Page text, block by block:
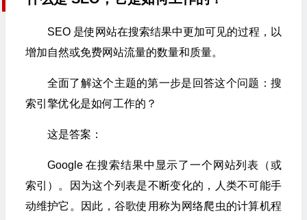
SEO 是使网站在搜索结果中更加可见的过程，以
增加自然或免费网站流量的数量和质量。
全面了解这个主题的第一步是回答这个问题：搜
索引擎优化是如何工作的？
这是答案：
Google 在搜索结果中显示了一个网站列表（或
索引）。因为这个列表是不断变化的，人类不可能手
动维护它。因此，谷歌使用称为网络爬虫的计算机程